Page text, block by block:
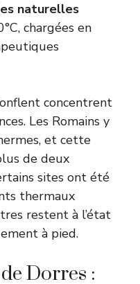
naturelles
chargées en
concentrent
Les Romains y
et cette
de deux
sites ont été
thermaux
restent à l’état
à pied.
Dorres :